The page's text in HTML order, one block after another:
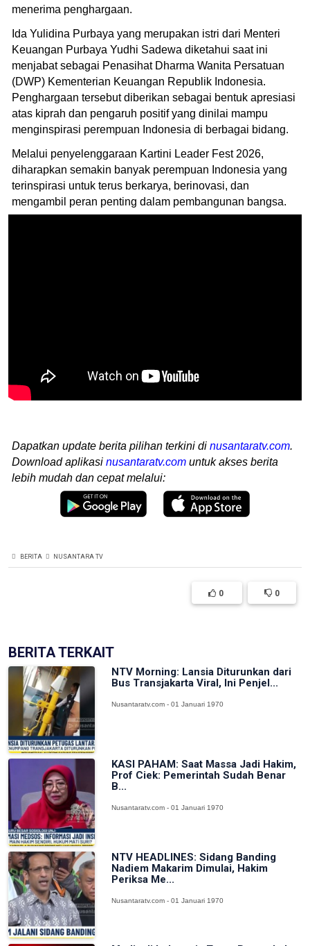
menerima penghargaan.
Ida Yulidina Purbaya yang merupakan istri dari Menteri
Keuangan Purbaya Yudhi Sadewa diketahui saat ini
menjabat sebagai Penasihat Dharma Wanita Persatuan
(DWP) Kementerian Keuangan Republik Indonesia.
Penghargaan tersebut diberikan sebagai bentuk apresiasi
atas kiprah dan pengaruh positif yang dinilai mampu
menginspirasi perempuan Indonesia di berbagai bidang.
Melalui penyelenggaraan Kartini Leader Fest 2026,
diharapkan semakin banyak perempuan Indonesia yang
terinspirasi untuk terus berkarya, berinovasi, dan
mengambil peran penting dalam pembangunan bangsa.
Dapatkan update berita pilihan terkini di nusantaratv.com.
Download aplikasi nusantaratv.com untuk akses berita
lebih mudah dan cepat melalui:
BERITA NUSANTARA TV
0 0
BERITA TERKAIT
NTV Morning: Lansia Diturunkan dari
Bus Transjakarta Viral, Ini Penjel...
Nusantaratv.com - 01 Januari 1970
KASI PAHAM: Saat Massa Jadi Hakim,
Prof Ciek: Pemerintah Sudah Benar
B...
Nusantaratv.com - 01 Januari 1970
NTV HEADLINES: Sidang Banding
Nadiem Makarim Dimulai, Hakim
Periksa Me...
Nusantaratv.com - 01 Januari 1970